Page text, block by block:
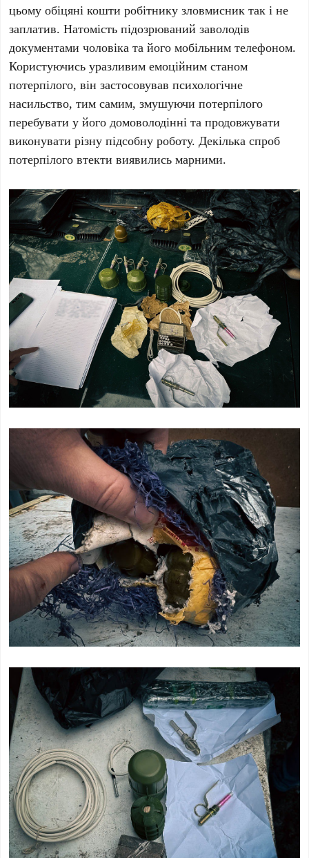
цьому обіцяні кошти робітнику зловмисник так і не
заплатив. Натомість підозрюваний заволодів
документами чоловіка та його мобільним телефоном.
Користуючись уразливим емоційним станом
потерпілого, він застосовував психологічне
насильство, тим самим, змушуючи потерпілого
перебувати у його домоволодінні та продовжувати
виконувати різну підсобну роботу. Декілька спроб
потерпілого втекти виявились марними.